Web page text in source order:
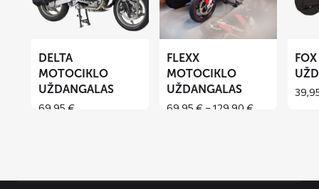
motociklo
uždangalas
DELTA
MOTOCIKLO
UŽDANGALAS
69,95 €
motociklo
uždangalas
FLEXX
MOTOCIKLO
UŽDANGALAS
69,95€–129,90€Price